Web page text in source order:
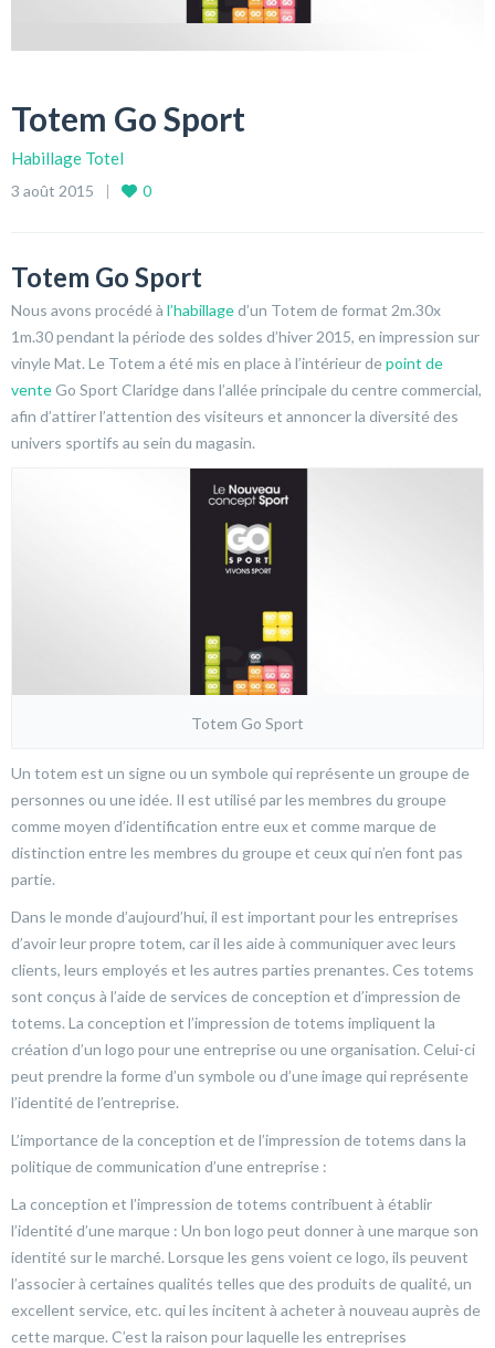
Totem Go Sport
Habillage Totel
3 août 2015 0
Totem Go Sport
Nous avons procédé à l’habillaged’un Totem de format 2m.30x
1m.30 pendant la période des soldes d’hiver 2015, en impression sur
vinyle Mat. Le Totem a été mis en place à l’intérieur depoint de
vente Go Sport Claridge dans l’allée principale du centre commercial,
afin d’attirer l’attention des visiteurs et annoncer la diversité des
univers sportifs au sein du magasin.
Totem Go Sport
Un totem est un signe ou un symbole qui représente un groupe de
personnes ou une idée. Il est utilisé par les membres du groupe
comme moyen d’identification entre eux et comme marque de
distinction entre les membres du groupe et ceux qui n’en font pas
partie.
Dans le monde d’aujourd’hui, il est important pour les entreprises
d’avoir leur propre totem, car il les aide à communiquer avec leurs
clients, leurs employés et les autres parties prenantes. Ces totems
sont conçus à l’aide de services de conception et d’impression de
totems. La conception et l’impression de totems impliquent la
création d’un logo pour une entreprise ou une organisation. Celui-ci
peut prendre la forme d’un symbole ou d’une image qui représente
l’identité de l’entreprise.
L’importance de la conception et de l’impression de totems dans la
politique de communication d’une entreprise :
La conception et l’impression de totems contribuent à établir
l’identité d’une marque : Un bon logo peut donner à une marque son
identité sur le marché. Lorsque les gens voient ce logo, ils peuvent
l’associer à certaines qualités telles que des produits de qualité, un
excellent service, etc. qui les incitent à acheter à nouveau auprès de
cette marque. C’est la raison pour laquelle les entreprises